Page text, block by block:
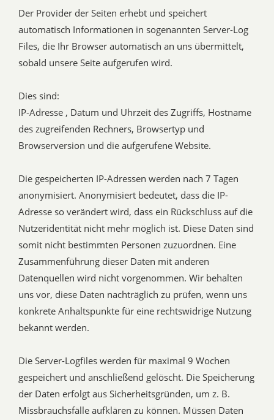
Der Provider der Seiten erhebt und speichert
automatisch Informationen in sogenannten Server-Log
Files, die Ihr Browser automatisch an uns übermittelt,
sobald unsere Seite aufgerufen wird.
Dies sind:
IP-Adresse , Datum und Uhrzeit des Zugriffs, Hostname
des zugreifenden Rechners, Browsertyp und
Browserversion und die aufgerufene Website.
Die gespeicherten IP-Adressen werden nach 7 Tagen
anonymisiert. Anonymisiert bedeutet, dass die IP-
Adresse so verändert wird, dass ein Rückschluss auf die
Nutzeridentität nicht mehr möglich ist. Diese Daten sind
somit nicht bestimmten Personen zuzuordnen. Eine
Zusammenführung dieser Daten mit anderen
Datenquellen wird nicht vorgenommen. Wir behalten
uns vor, diese Daten nachträglich zu prüfen, wenn uns
konkrete Anhaltspunkte für eine rechtswidrige Nutzung
bekannt werden.
Die Server-Logfiles werden für maximal 9 Wochen
gespeichert und anschließend gelöscht. Die Speicherung
der Daten erfolgt aus Sicherheitsgründen, um z. B.
Missbrauchsfälle aufklären zu können. Müssen Daten